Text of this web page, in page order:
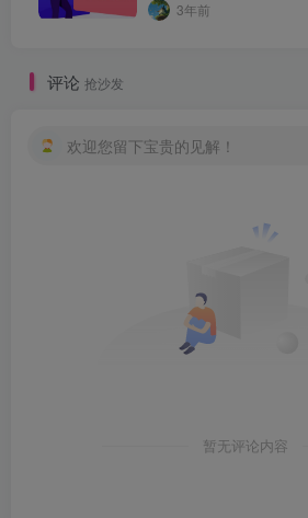
3年前
评论 抢沙发
欢迎您留下宝贵的见解！
暂无评论内容